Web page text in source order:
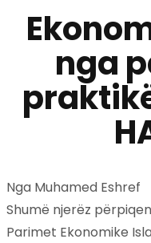
nga
Nga Muhamed Eshref
Shumë njerëz
Parimet Ekonomike